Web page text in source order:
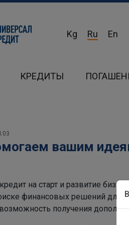
Kg Ru En
КРЕДИТЫ
вашим
на старт и развитие
финансовых решений для
получения